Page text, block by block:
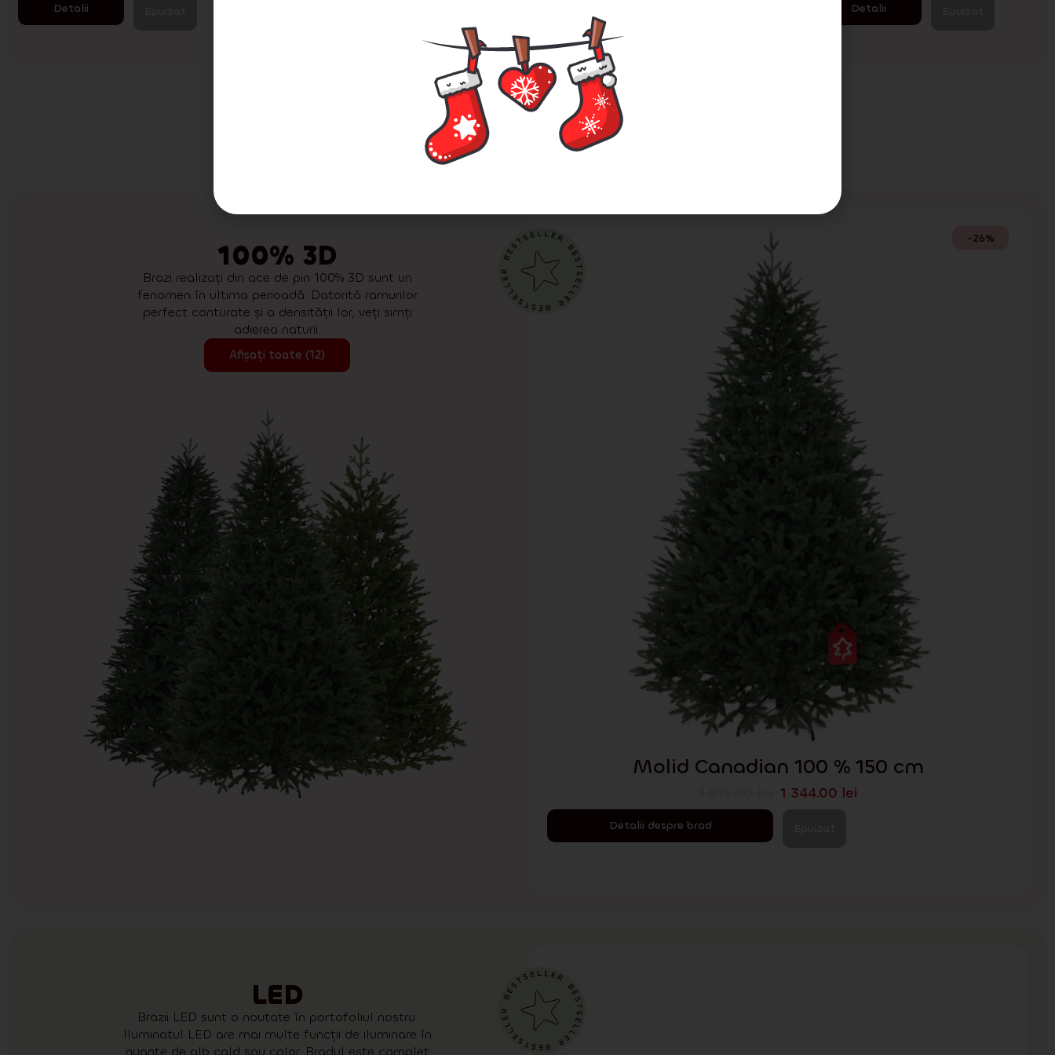
Detalii Detalii
Pomi premium
Nu puteți da greș cu niciuna dintre gamele noastre
100% 3D
Brazi realizați din ace de pin 100% 3D sunt un
fenomen în ultima perioadă. Datorită ramurilor
perfect conturate și a densității lor, veți simți
adierea naturii.
Afișați toate (12)
-26%
Molid Canadian 100 % 150 cm
1 344.00 lei
Detalii despre brad
LED
Brazii LED sunt o noutate în portofoliul nostru.
Iluminatul LED are mai multe funcții de iluminare în
nuanțe de alb cald sau color. Bradul este complet